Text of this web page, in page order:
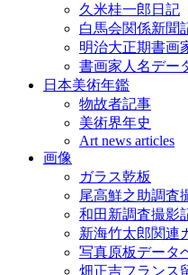
久米桂一郎日記
白馬会関係新聞
明治大正期書画
書画家人名デー
日本美術年鑑
物故者記事
美術界年史
Art news articles
画像
ガラス乾板
尾高鮮之助調査
和田新調査撮影
新海竹太郎関連
写真原板データ
畑正吉フランス